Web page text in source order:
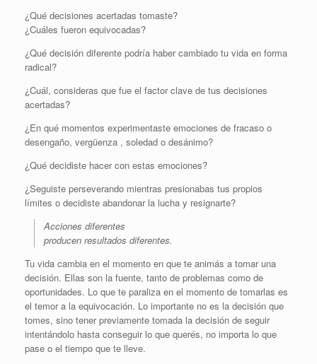
¿Qué decisiones acertadas tomaste?
¿Cuáles fueron equivocadas?
¿Qué decisión diferente podría haber cambiado tu vida en forma
radical?
¿Cuál, consideras que fue el factor clave de tus decisiones
acertadas?
¿En qué momentos experimentaste emociones de fracaso o
desengaño, vergüenza , soledad o desánimo?
¿Qué decidiste hacer con estas emociones?
¿Seguiste perseverando mientras presionabas tus propios
límites o decidiste abandonar la lucha y resignarte?
Acciones diferentes
producen resultados diferentes.
Tu vida cambia en el momento en que te animás a tomar una
decisión. Ellas son la fuente, tanto de problemas como de
oportunidades. Lo que te paraliza en el momento de tomarlas es
el temor a la equivocación. Lo importante no es la decisión que
tomes, sino tener previamente tomada la decisión de seguir
intentándolo hasta conseguir lo que querés, no importa lo que
pase o el tiempo que te lleve.